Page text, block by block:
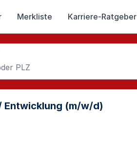
Merkliste Karriere-Ratgeber
Entwicklung (m/w/d)